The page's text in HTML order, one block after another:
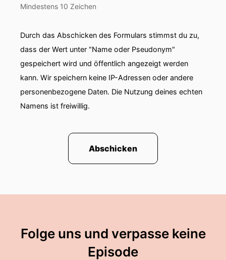
Mindestens 10 Zeichen
Durch das Abschicken des Formulars stimmst du zu,
dass der Wert unter "Name oder Pseudonym"
gespeichert wird und öffentlich angezeigt werden
kann. Wir speichern keine IP-Adressen oder andere
personenbezogene Daten. Die Nutzung deines echten
Namens ist freiwillig.
Abschicken
Folge uns und verpasse keine
Episode